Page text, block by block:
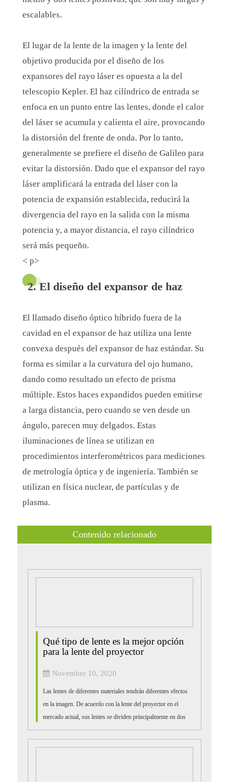
escalables.
El lugar de la lente de la imagen y la lente del
objetivo producida por el diseño de los
expansores del rayo láser es opuesta a la del
telescopio Kepler. El haz cilíndrico de entrada se
enfoca en un punto entre las lentes, donde el calor
del láser se acumula y calienta el aire, provocando
la distorsión del frente de onda. Por lo tanto,
generalmente se prefiere el diseño de Galileo para
evitar la distorsión. Dado que el expansor del rayo
láser amplificará la entrada del láser con la
potencia de expansión establecida, reducirá la
divergencia del rayo en la salida con la misma
potencia y, a mayor distancia, el rayo cilíndrico
será más pequeño.
< p>
2. El diseño del expansor de haz
El llamado diseño óptico híbrido fuera de la
cavidad en el expansor de haz utiliza una lente
convexa después del expansor de haz estándar. Su
forma es similar a la curvatura del ojo humano,
dando como resultado un efecto de prisma
múltiple. Estos haces expandidos pueden emitirse
a larga distancia, pero cuando se ven desde un
ángulo, parecen muy delgados. Estas
iluminaciones de línea se utilizan en
procedimientos interferométricos para mediciones
de metrología óptica y de ingeniería. También se
utilizan en física nuclear, de partículas y de
plasma.
Contenido relacionado
Qué tipo de lente es la mejor opción
para la lente del proyector
November 10, 2020
Las lentes de diferentes materiales tendrán diferentes efectos
en la imagen. De acuerdo con la lente del proyector en el
mercado actual, sus lentes se dividen principalmente en dos
tipos, una es lente de vidrio, t ...